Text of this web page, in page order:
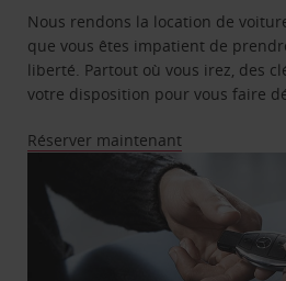
Nous rendons la location de
que vous êtes impatient de
liberté. Partout où vous irez, des
votre disposition pour vous faire
Réserver maintenant